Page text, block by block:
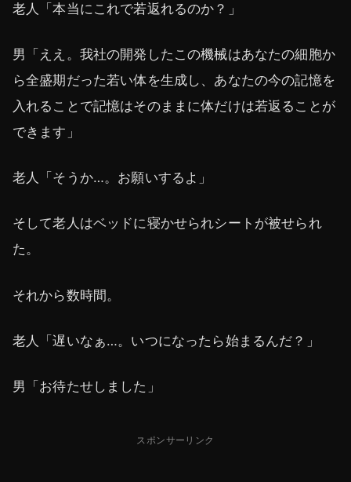
老人「本当にこれで若返れるのか？」
男「ええ。我社の開発したこの機械はあなたの細胞か
ら全盛期だった若い体を生成し、あなたの今の記憶を
入れることで記憶はそのままに体だけは若返ることが
できます」
老人「そうか…。お願いするよ」
そして老人はベッドに寝かせられシートが被せられ
た。
それから数時間。
老人「遅いなぁ…。いつになったら始まるんだ？」
男「お待たせしました」
スポンサーリンク